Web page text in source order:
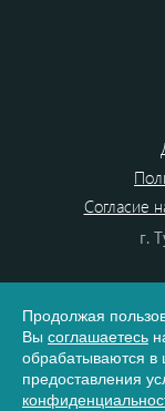
Согласие
г.
Продолжая
Вы соглашаетесь
обрабатываются в
предоставления